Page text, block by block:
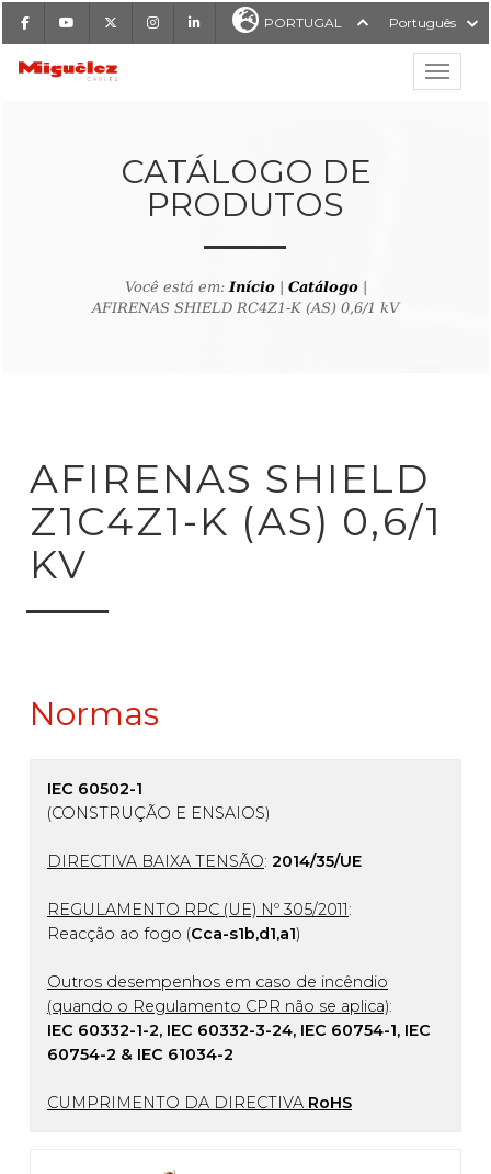
FacebookYoutube InstagramLinkedIn PORTUGAL Português
Miguélez Cabos
CATÁLOGO DE
PRODUTOS
Você está em:Início| Catálogo|
AFIRENAS SHIELD RC4Z1-K (AS) 0,6/1 kV
ao buscador de produtos
AFIRENAS SHIELD
Z1C4Z1-K (AS) 0,6/1
KV
Normas
IEC 60502-1
(CONSTRUÇÃO E ENSAIOS)
DIRECTIVA BAIXA TENSÃO: 2014/35/UE
REGULAMENTO RPC (UE) Nº 305/2011:
Reacção ao fogo (Cca-s1b,d1,a1)
Outros desempenhos em caso de incêndio
(quando o Regulamento CPR não se aplica):
IEC 60332-1-2, IEC 60332-3-24, IEC 60754-1, IEC
60754-2 & IEC 61034-2
CUMPRIMENTO DA DIRECTIVA RoHS